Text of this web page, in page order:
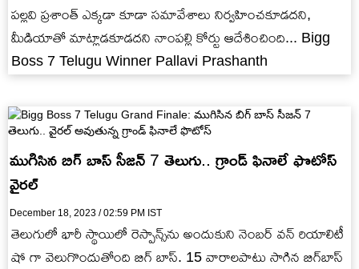
పల్లవి ప్రశాంత్ ఎక్కడా కూడా సమావేశాలు నిర్వహించకూడదని,
మీడియాతో మాట్లాడకూడదని నాంపల్లి కోర్టు ఆదేశించింది... Bigg
Boss 7 Telugu Winner Pallavi Prashanth
ముగిసిన బిగ్ బాస్ సీజన్ 7 తెలుగు.. గ్రాండ్ ఫినాలే ఫొటోస్
వైరల్
December 18, 2023 / 02:59 PM IST
తెలుగులో భారీ స్థాయిలో రెస్పాన్స్‌ను అందుకుని నెంబర్ వన్ రియాలిటీ
షో గా వెలుగొందుతోంది బిగ్ బాస్. 15 వారాలపాటు సాగిన బిగ్‌బాస్